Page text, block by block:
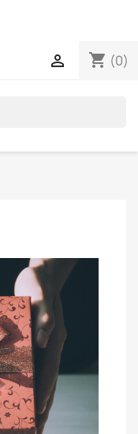
shopping_cart (0)
